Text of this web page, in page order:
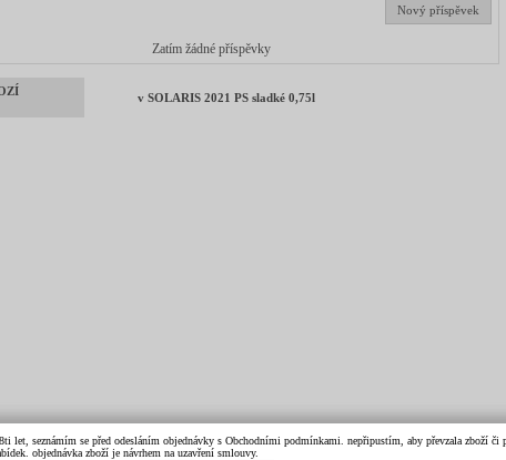
Nový příspěvek
Zatím žádné příspěvky
v SOLARIS 2021 PS sladké 0,75l
seznámím se před odesláním objednávky s Obchodními podmínkami. nepřipustím, aby převzala zboží či
objednávka zboží je návrhem na uzavření smlouvy.